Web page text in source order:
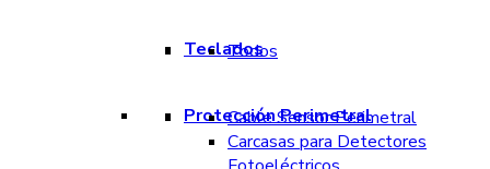
Teclados
Todos
Protección Perimetral
Cable Sensor Perimetral
Carcasas para Detectores